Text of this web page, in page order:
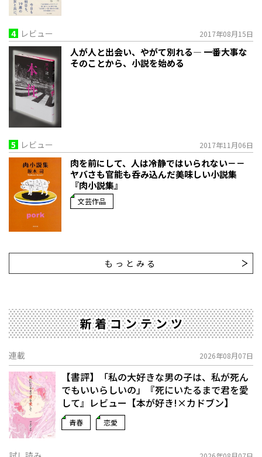
4 レビュー 2017年08月15日
人が人と出会い、やがて別れる― 一番大事な
そのことから、小説を始める
5 レビュー 2017年11月06日
肉を前にして、人は冷静ではいられない－－
ヤバさも官能も呑み込んだ美味しい小説集
『肉小説集』
文芸作品
もっとみる
新着コンテンツ
連載 2026年08月07日
【書評】「私の大好きな男の子は、私が死ん
でもいいらしいの」――『死にいたるまで君を愛
して』レビュー【本が好き!×カドブン】
青春 恋愛